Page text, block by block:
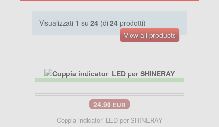
Visualizzati 1 su 24 (di 24 prodotti)
View all products
24.90 EUR
Coppia indicatori LED per SHINERAY